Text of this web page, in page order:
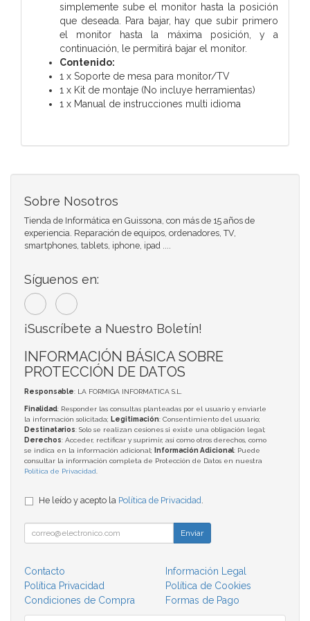
simplemente sube el monitor hasta la posición
que deseada. Para bajar, hay que subir primero
el monitor hasta la máxima posición, y a
continuación, le permitirá bajar el monitor.
Contenido:
1 x Soporte de mesa para monitor/TV
1 x Kit de montaje (No incluye herramientas)
1 x Manual de instrucciones multi idioma
Sobre Nosotros
Tienda de Informática en Guissona, con más de 15 años de
experiencia. Reparación de equipos, ordenadores, TV,
smartphones, tablets, iphone, ipad ....
Síguenos en:
¡Suscríbete a Nuestro Boletín!
INFORMACIÓN BÁSICA SOBRE
PROTECCIÓN DE DATOS
Responsable: LA FORMIGA INFORMATICA S.L.
Finalidad: Responder las consultas planteadas por el usuario y enviarle
la información solicitada; Legitimación: Consentimiento del usuario;
Destinatarios: Solo se realizan cesiones si existe una obligación legal;
Derechos: Acceder, rectificar y suprimir, así como otros derechos, como
se indica en la información adicional;
Información Adicional: Puede
consultar la información completa de Protección de Datos en nuestra
Política de Privacidad
He leído y acepto la Política de Privacidad
Enviar
Contacto
Información Legal
Política Privacidad
Política de Cookies
Condiciones de Compra
Formas de Pago